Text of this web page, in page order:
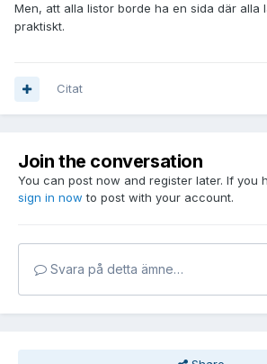
Men, att alla listor borde ha en sida där alla
praktiskt.
Citat
Join the conversation
You can post now and register later. If you
sign in now to post with your account.
Svara på detta ämne…